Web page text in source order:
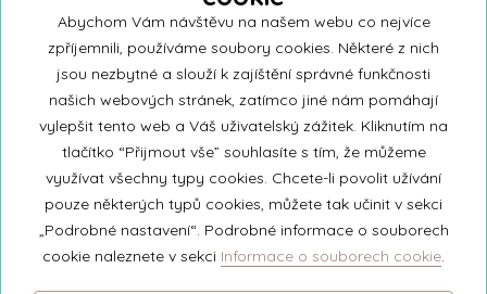
nejnovějších kolekcích svíček a aktualitách z rodinné firmy Unipar.
© 2026 Unipar
+420 571 651 531
eshop@unipar.cz
Abychom Vám návštěvu na našem webu co nejvíce
zpříjemnili, používáme soubory cookies. Některé z nich
jsou nezbytné a slouží k zajíštění správné funkčnosti
našich webových stránek, zatímco jiné nám pomáhají
vylepšit tento web a Váš uživatelský zážitek. Kliknutím na
tlačítko “Přijmout vše” souhlasíte s tím, že můžeme
využívat všechny typy cookies. Chcete-li povolit užívání
pouze některých typů cookies, můžete tak učinit v sekci
„Podrobné nastavení“. Podrobné informace o souborech
cookie naleznete v sekci Informace o souborech cookie.